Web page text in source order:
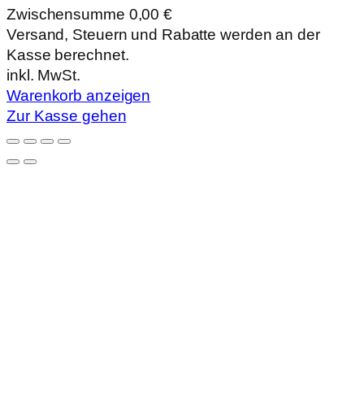
Produkte
im
Warenkorb
Zwischensumme 0,00 €
Versand, Steuern und Rabatte werden an der
Kasse berechnet.
inkl. MwSt.
Warenkorb anzeigen
Zur Kasse gehen